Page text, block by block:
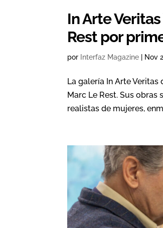
In Arte
Rest por
por Interfaz Magazine Nov
La galería In Arte
Marc Le Rest. Sus
realistas de mujeres,